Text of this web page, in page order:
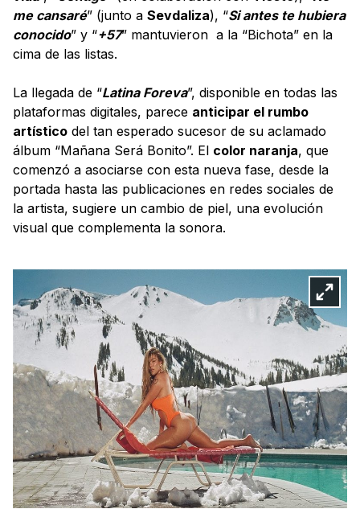
me cansaré” (junto a Sevdaliza), “Si antes te hubiera
conocido” y “+57” mantuvieron a la “Bichota” en la
cima de las listas.
La llegada de “Latina Foreva”, disponible en todas las
plataformas digitales, parece anticipar el rumbo
artístico del tan esperado sucesor de su aclamado
álbum “Mañana Será Bonito”. El color naranja, que
comenzó a asociarse con esta nueva fase, desde la
portada hasta las publicaciones en redes sociales de
la artista, sugiere un cambio de piel, una evolución
visual que complementa la sonora.